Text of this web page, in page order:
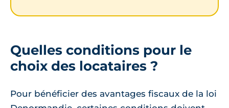
Quelles conditions pour le
choix des locataires ?
Pour bénéficier des avantages fiscaux de la loi